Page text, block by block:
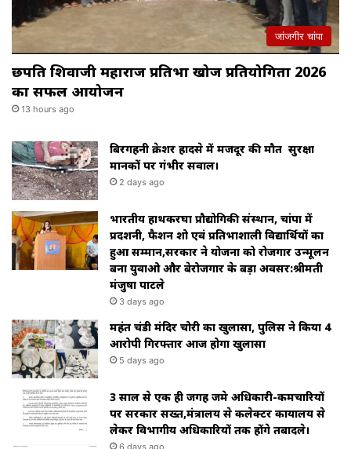
जांजगीर चांपा
छत्रपति शिवाजी महाराज प्रतिभा खोज प्रतियोगिता 2026
का सफल आयोजन
13 hours ago
बिरगहनी क्रेशर हादसे में मजदूर की मौत सुरक्षा
मानकों पर गंभीर सवाल।
2 days ago
भारतीय हाथकरघा प्रौद्योगिकी संस्थान, चांपा में
प्रदर्शनी, फैशन शो एवं प्रतिभाशाली विद्यार्थियों का
हुआ सम्मान,सरकार ने योजना को रोजगार उन्मूलन
बना युवाओ और बेरोजगार के बड़ा अवसर:श्रीमती
मंजुषा पाटले
3 days ago
महंत चंडी मंदिर चोरी का खुलासा, पुलिस ने किया 4
आरोपी गिरफ्तार आज होगा खुलासा
5 days ago
3 साल से एक ही जगह जमे अधिकारी-कर्मचारियों
पर सरकार सख्त,मंत्रालय से कलेक्टर कार्यालय से
लेकर विभागीय अधिकारियों तक होंगे तबादले।